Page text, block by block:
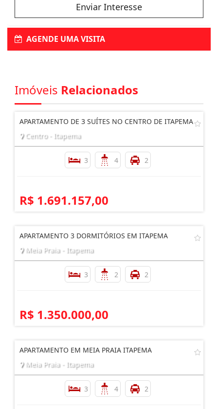
Enviar Interesse
AGENDE UMA VISITA
Imóveis Relacionados
APARTAMENTO DE 3 SUÍTES NO CENTRO DE ITAPEMA
Centro - Itapema
3 4 2
R$ 1.691.157,00
APARTAMENTO 3 DORMITÓRIOS EM ITAPEMA
Meia Praia - Itapema
3 2 2
R$ 1.350.000,00
APARTAMENTO EM MEIA PRAIA ITAPEMA
Meia Praia - Itapema
3 4 2